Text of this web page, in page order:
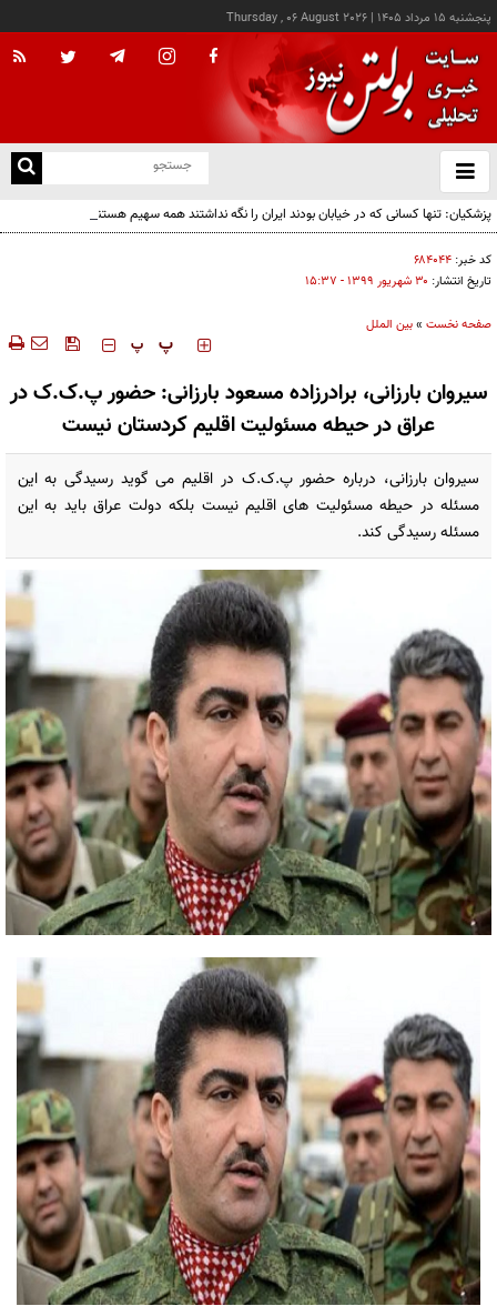
پنجشنبه ۱۵ مرداد ۱۴۰۵ |
Thursday , 06 August 2026
باز
و
پزشکیان: تنها کسانی که در خیابان بودند ایران را نگه نداشتند همه سهیم هستند
کد خبر: ۶۸۴۰۴۴
تاریخ انتشار: ۳۰ شهريور ۱۳۹۹ - ۱۵:۳۷
صفحه نخست »بین الملل
‍‍‍ پ پ
سیروان بارزانی، برادرزاده مسعود بارزانی: حضور پ.ک.ک در
عراق در حیطه مسئولیت اقلیم کردستان نیست
سیروان بارزانی، درباره حضور پ.ک.ک در اقلیم می گوید رسیدگی به این
مسئله در حیطه مسئولیت های اقلیم نیست بلکه دولت عراق باید به این
مسئله رسیدگی کند.